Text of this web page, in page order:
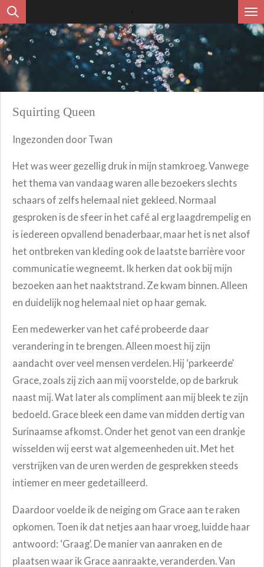
Ga
direct
naar
de
hoofdinhoud
Squirting Queen
Ingezonden door Twan
Het was weer gezellig druk in mijn stamkroeg. Vanwege
het thema van vandaag waren alle bezoekers slechts
schaars of zelfs helemaal niet gekleed. Normaal
gesproken is de sfeer in het café al erg laagdrempelig en
is iedereen opvallend benaderbaar, maar het is net alsof
het ontbreken van kleding ook de laatste barrière voor
communicatie wegneemt. Ik herken dat ook bij mijn
bezoeken aan het naaktstrand. Ze kwam binnen. Alleen
en duidelijk nog helemaal niet op haar gemak.
Een medewerker van het café probeerde daar
verandering in te brengen. Alleen moest hij zijn
aandacht over veel mensen verdelen. Hij ‘parkeerde’
Grace, zoals zij zich aan mij voorstelde, op de barkruk
naast mij. Wat later als compliment aan mij bleek te zijn
bedoeld. Grace bleek een dame van midden dertig van
Surinaamse afkomst. Onder het genot van een drankje
wisselden wij eerst wat algemeenheden uit. Met het
verstrijken van de uren werden de gesprekken steeds
intiemer en meer gedetailleerd.
Daardoor voelde ik de neiging om Grace aan te raken
opkomen. Toen ik dat netjes aan haar vroeg, luidde haar
antwoord: ‘Graag’. De manier van aanraken en de
plaatsen waar ik Grace aanraakte, veranderden. Van